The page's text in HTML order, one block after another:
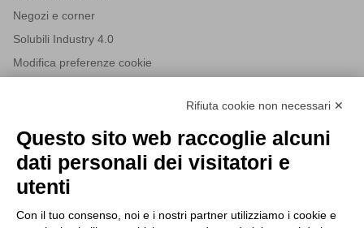
Negozi e corner
Solubili Industry 4.0
Modifica preferenze cookie
Iscriviti alla nostra newsletter per rimanere sempre aggiornato
sulle novità del mondo HORECA e per ricevere offerte esclusive.
Rifiuta cookie non necessari ✕
Questo sito web raccoglie alcuni
dati personali dei visitatori e
utenti
Con il tuo consenso, noi e i nostri partner utilizziamo i cookie e